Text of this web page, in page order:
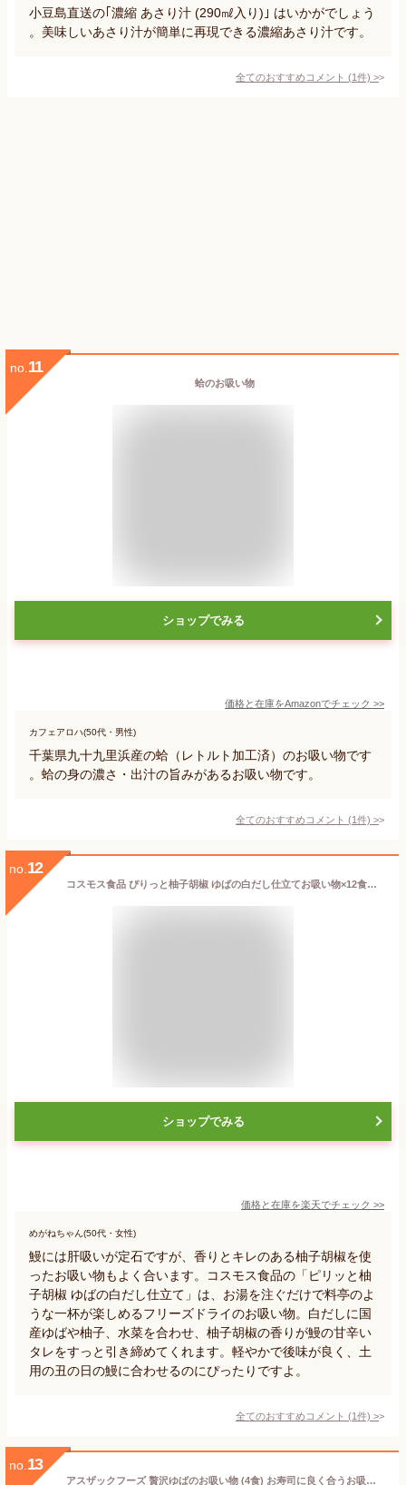
小豆島直送の｢濃縮 あさり汁 (290㎖入り)｣ はいかがでしょう
。美味しいあさり汁が簡単に再現できる濃縮あさり汁です。
全てのおすすめコメント (1件) >
no. 11
蛤のお吸い物
ショップでみる
価格と在庫をAmazonでチェック >>
カフェアロハ(50代・男性)
千葉県九十九里浜産の蛤（レトルト加工済）のお吸い物です
。蛤の身の濃さ・出汁の旨みがあるお吸い物です。
全てのおすすめコメント (1件) >
no. 12
コスモス食品 ぴりっと柚子胡椒 ゆばの白だし仕立てお吸い物×12食まとめ買いセット フリーズドライ 味噌汁 スープ インスタント【メール便送料無料】
ショップでみる
価格と在庫を楽天でチェック >>
めがねちゃん(50代・女性)
鰻には肝吸いが定石ですが、香りとキレのある柚子胡椒を使
ったお吸い物もよく合います。コスモス食品の「ピリッと柚
子胡椒 ゆばの白だし仕立て」は、お湯を注ぐだけで料亭のよ
うな一杯が楽しめるフリーズドライのお吸い物。白だしに国
産ゆばや柚子、水菜を合わせ、柚子胡椒の香りが鰻の甘辛い
タレをすっと引き締めてくれます。軽やかで後味が良く、土
用の丑の日の鰻に合わせるのにぴったりですよ。
全てのおすすめコメント (1件) >
no. 13
アスザックフーズ 贅沢ゆばのお吸い物 (4食) お寿司に良く合うお吸い物 フリーズドライスープ ゆば 国産 国産ゆば 三つ葉 柚子使用 お吸い物 本格お吸い物 インスタントスープ インスタント和風スープ 防災 備蓄 非常食 スープ生活 長期保存